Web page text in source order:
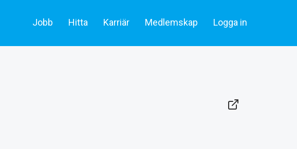
Jobb
Alla jobb
Hitta
Skådespelare & statister
Karriär
Artiklar
Medlemskap
Skådespelare & Statister
Logga in